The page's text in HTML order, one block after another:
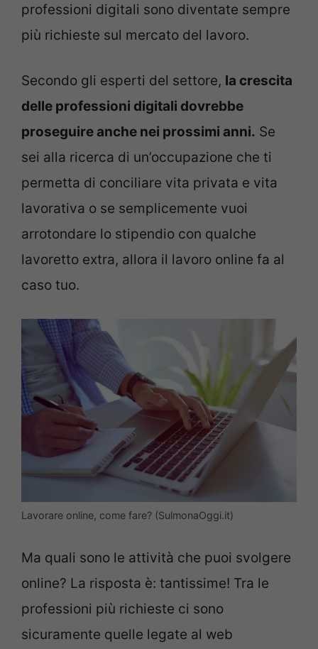
professioni digitali sono diventate sempre
più richieste sul mercato del lavoro.
Secondo gli esperti del settore, la crescita
delle professioni digitali dovrebbe
proseguire anche nei prossimi anni. Se
sei alla ricerca di un’occupazione che ti
permetta di conciliare vita privata e vita
lavorativa o se semplicemente vuoi
arrotondare lo stipendio con qualche
lavoretto extra, allora il lavoro online fa al
caso tuo.
Lavorare online, come fare? (SulmonaOggi.it)
Ma quali sono le attività che puoi svolgere
online? La risposta è: tantissime! Tra le
professioni più richieste ci sono
sicuramente quelle legate al web